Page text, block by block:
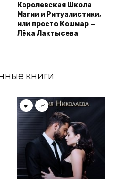
Королевская Школа
Магии и Ритуалистики,
или просто Кошмар —
Лёка Лактысева
книги